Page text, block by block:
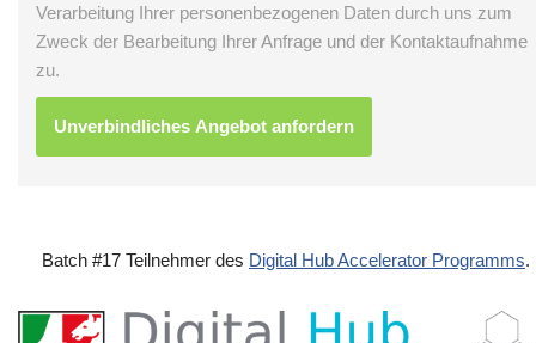
Verarbeitung Ihrer personenbezogenen Daten durch uns zum
Zweck der Bearbeitung Ihrer Anfrage und der Kontaktaufnahme
zu.
Batch #17 Teilnehmer des Digital Hub Accelerator Programms.